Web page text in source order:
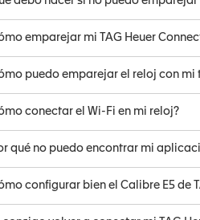
emparejar mi TAG Heuer
puedo emparejar el reloj con mi
conectar el Wi-Fi en mi reloj?
qué no puedo encontrar mi
configurar bien el Calibre E5 de